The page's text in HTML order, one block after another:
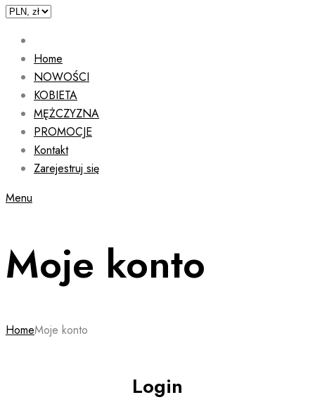
Home
NOWOŚCI
KOBIETA
MĘŻCZYZNA
PROMOCJE
Kontakt
Zarejestruj się
Menu
Moje konto
HomeMoje konto
Login